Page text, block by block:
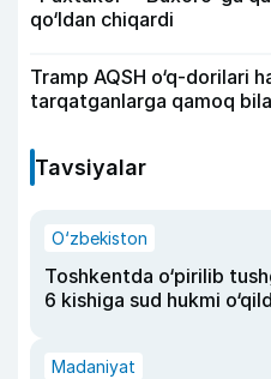
qo‘ldan chiqardi
Tramp AQSH o‘q-dorilari
tarqatganlarga qamoq
Tavsiyalar
O‘zbekiston
Toshkentda o‘pirilib
6 kishiga sud hukmi
Madaniyat